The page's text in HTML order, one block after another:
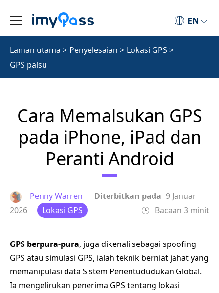
EN
Laman utama > Penyelesaian > Lokasi GPS >
GPS palsu
Cara Memalsukan GPS
pada iPhone, iPad dan
Peranti Android
Penny Warren Diterbitkan pada 9 Januari
2026
Lokasi GPS Bacaan 3 minit
GPS berpura-pura, juga dikenali sebagai spoofing
GPS atau simulasi GPS, ialah teknik berniat jahat yang
memanipulasi data Sistem Penentududukan Global.
Ia mengelirukan penerima GPS tentang lokasi